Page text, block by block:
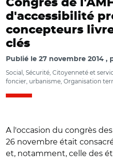
Congrès de
d'accessibilité
concepteurs
clés
Publié le 27 novembre 2014
Social, Sécurité, Citoyenneté et
foncier, urbanisme, Organisation
A l'occasion du congrès
26 novembre était
et, notamment, celle des